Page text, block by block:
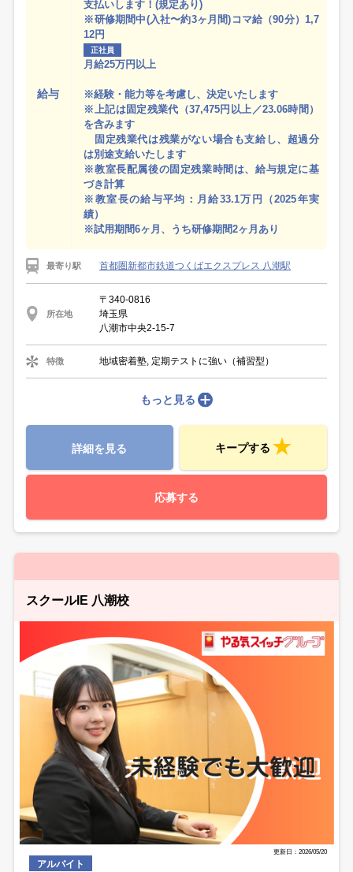
給与
支払いします！(規定あり)
※研修期間中(入社〜約3ヶ月間)コマ給（90分）1,7
12円
正社員
月給25万円以上
※経験・能力等を考慮し、決定いたします
※上記は固定残業代（37,475円以上／23.06時間）
を含みます
固定残業代は残業がない場合も支給し、超過分
は別途支給いたします
※教室長配属後の固定残業時間は、給与規定に基
づき計算
※教室長の給与平均：月給33.1万円（2025年実
績）
※試用期間6ヶ月、うち研修期間2ヶ月あり
最寄り駅 首都圏新都市鉄道つくばエクスプレス 八潮駅
所在地
〒340-0816
埼玉県
八潮市中央2-15-7
特徴 地域密着塾, 定期テストに強い（補習型）
もっと見る
詳細を見る キープする
応募する
スクールIE 八潮校
更新日：2026/05/20
アルバイト